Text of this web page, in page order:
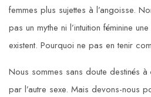
femmes plus sujettes à l’angoisse.
pas un mythe ni l’intuition féminine
existent. Pourquoi ne pas en tenir
Nous sommes sans doute destinés
par l’autre sexe. Mais devons-nous